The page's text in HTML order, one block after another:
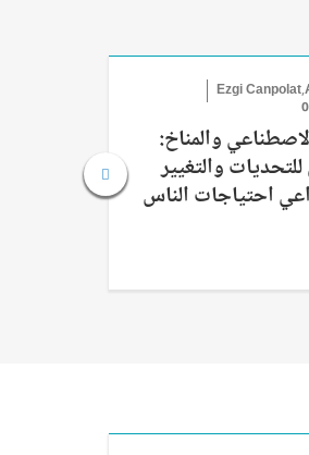
Ezgi
والمناخ:
والتغيير
احتياجات الناس